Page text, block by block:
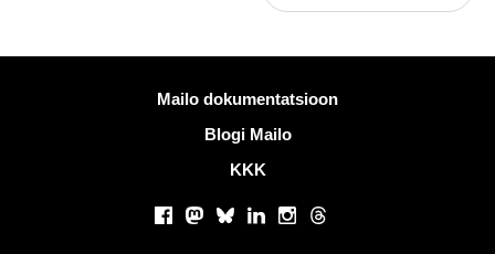
Rohkem informatsiooniMailo dokumentatsioon
Blogi Mailo
KKK
Facebook
Mastodon
BlueskyLinkedInInstagram
Threads